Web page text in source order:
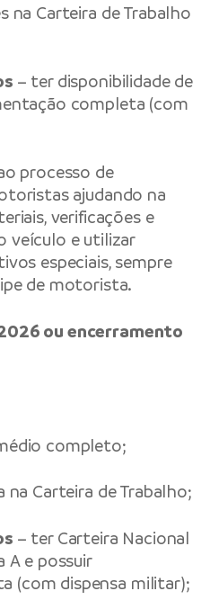
na Carteira de Trabalho
– ter disponibilidade de
completa (com
processo de
ajudando na
verificações e
veículo e utilizar
especiais, sempre
de motorista.
ou encerramento
completo;
na Carteira de Trabalho;
– ter Carteira Nacional
A e possuir
(com dispensa militar);